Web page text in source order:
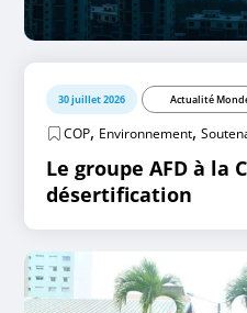
30 juillet 2026 Actualité
COP, Environnement,
Le groupe AFD à la
désertification